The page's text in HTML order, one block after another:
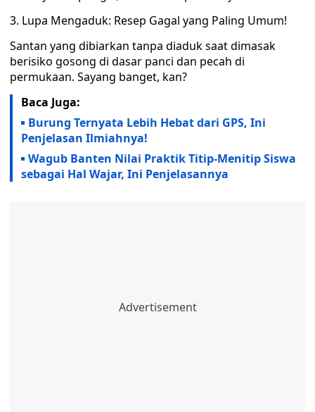
3. Lupa Mengaduk: Resep Gagal yang Paling Umum!
Santan yang dibiarkan tanpa diaduk saat dimasak
berisiko gosong di dasar panci dan pecah di
permukaan. Sayang banget, kan?
Baca Juga:
Burung Ternyata Lebih Hebat dari GPS, Ini
Penjelasan Ilmiahnya!
Wagub Banten Nilai Praktik Titip-Menitip Siswa
sebagai Hal Wajar, Ini Penjelasannya